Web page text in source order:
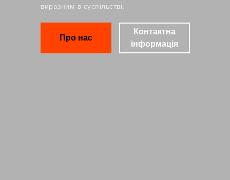
виразним в суспільстві.
Про нас
Контактна
інформація